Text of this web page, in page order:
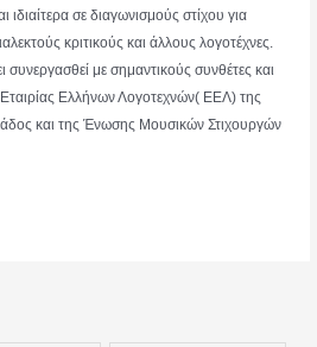
ιδιαίτερα σε διαγωνισμούς στίχου για
κριτικούς και άλλους λογοτέχνες.
συνεργασθεί με σημαντικούς συνθέτες και
Εταιρίας Ελλήνων Λογοτεχνών( ΕΕΛ) της
και της Ένωσης Μουσικών Στιχουργών